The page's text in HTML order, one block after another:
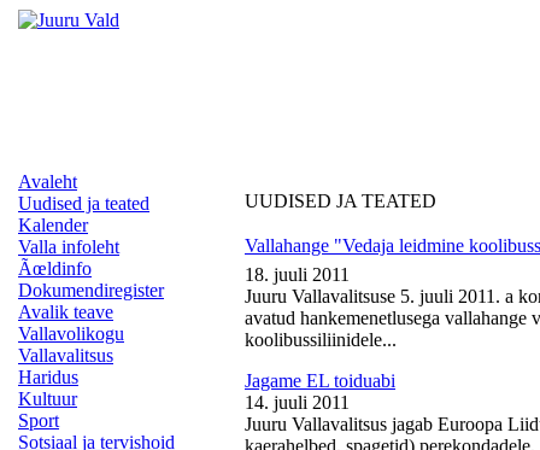
Avaleht
Uudised ja teated
Kalender
Valla infoleht
Ãœldinfo
Dokumendiregister
Avalik teave
Vallavolikogu
Vallavalitsus
Haridus
Kultuur
Sport
Sotsiaal ja tervishoid
UUDISED JA TEATED
Vallahange "Vedaja leidmine
18. juuli 2011
Juuru Vallavalitsuse 5. juuli 2011. a
avatud hankemenetlusega vallahange
koolibussiliinidele...
Jagame EL toiduabi
14. juuli 2011
Juuru Vallavalitsus jagab Euroopa
kaerahelbed, spagetid)